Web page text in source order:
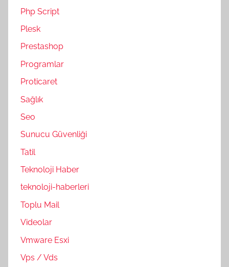
Php Script
Plesk
Prestashop
Programlar
Proticaret
Sağlık
Seo
Sunucu Güvenliği
Tatil
Teknoloji Haber
teknoloji-haberleri
Toplu Mail
Videolar
Vmware Esxi
Vps / Vds